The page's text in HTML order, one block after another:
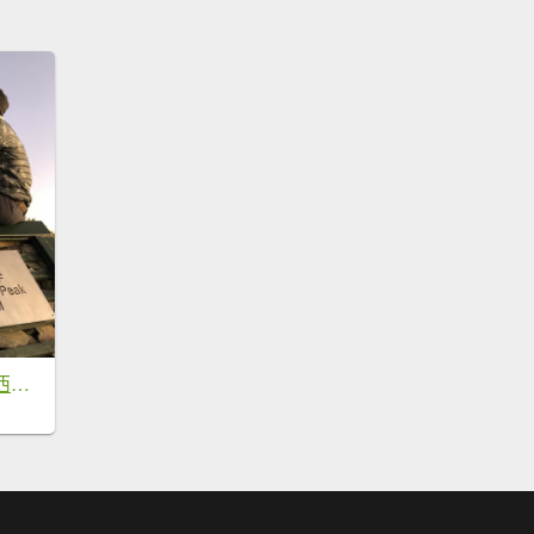
【南投仁愛】合歡西北單攻~七上八下挑戰多